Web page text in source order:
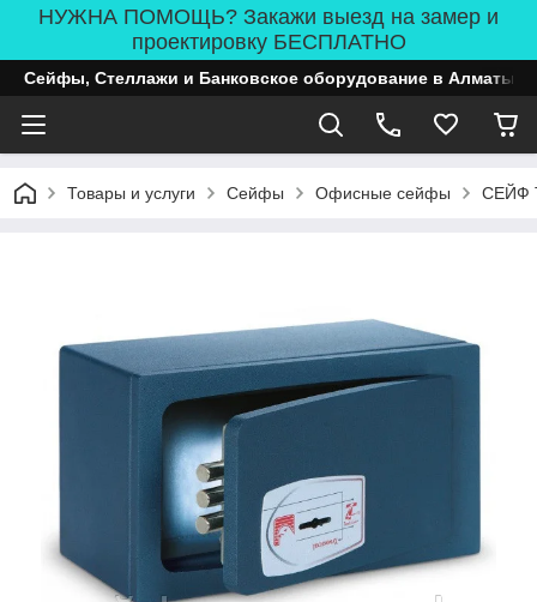
НУЖНА ПОМОЩЬ? Закажи выезд на замер и
проектировку БЕСПЛАТНО
Сейфы, Стеллажи и Банковское оборудование в Алматы
Товары и услуги Сейфы Офисные сейфы СЕЙФ